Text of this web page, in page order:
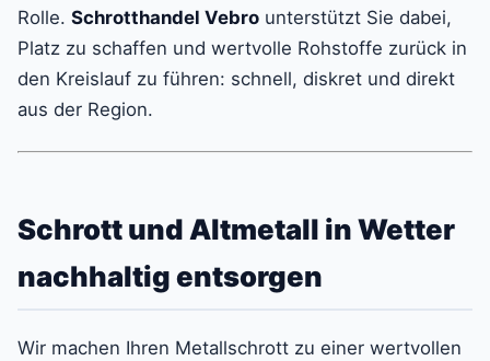
Rolle. Schrotthandel Vebro unterstützt Sie dabei,
Platz zu schaffen und wertvolle Rohstoffe zurück in
den Kreislauf zu führen: schnell, diskret und direkt
aus der Region.
Schrott und Altmetall in Wetter
nachhaltig entsorgen
Wir machen Ihren Metallschrott zu einer wertvollen